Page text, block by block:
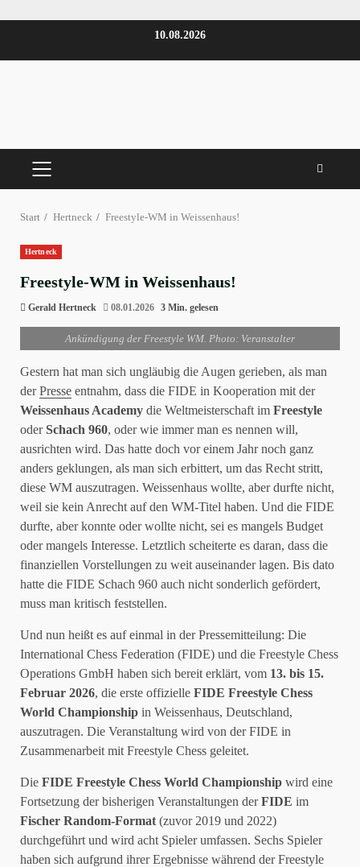
10.08.2026
PRIMÄRES
Start Hertneck Freestyle-WM in Weissenhaus!
Hertneck
Freestyle-WM in Weissenhaus!
Gerald Hertneck 08.01.2026 3 Min. gelesen
Ankündigung der Freestyle WM. Photo: Veranstalter
Gestern hat man sich ungläubig die Augen gerieben, als man
derPresse entnahm, dass die FIDE in Kooperation mit der
Weissenhaus Academy die Weltmeisterschaft im Freestyle
oderSchach 960, oder wie immer man es nennen will,
ausrichten wird. Das hatte doch vor einem Jahr noch ganz
anders geklungen, als man sich erbittert, um das Recht stritt,
diese WM auszutragen. Weissenhaus wollte, aber durfte nicht,
weil sie kein Anrecht auf den WM-Titel haben. Und die FIDE
durfte, aber konnte oder wollte nicht, sei es mangels Budget
oder mangels Interesse. Letztlich scheiterte es daran, dass die
finanziellen Vorstellungen zu weit auseinander lagen. Bis dato
hatte die FIDE Schach 960 auch nicht sonderlich gefördert,
muss man kritisch feststellen.
Und nun heißt es auf einmal in der Pressemitteilung: Die
International Chess Federation (FIDE) und die Freestyle Chess
Operations GmbH haben sich bereit erklärt, vom 13. bis 15.
Februar 2026, die erste offizielle FIDE Freestyle Chess
World Championship in Weissenhaus, Deutschland,
auszutragen. Die Veranstaltung wird von der FIDE in
Zusammenarbeit mit Freestyle Chess geleitet.
Die FIDE Freestyle Chess World Championship wird eine
Fortsetzung der bisherigen Veranstaltungen derFIDE im
Fischer Random-Format (zuvor 2019 und 2022)
durchgeführt und wird acht Spieler umfassen. Sechs Spieler
haben sich aufgrund ihrer Ergebnisse während der Freestyle